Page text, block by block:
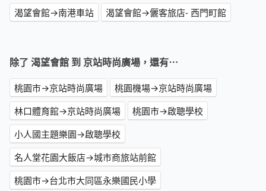
渴望會館→南港車站
渴望會館→儷客旅店- 西門町館
除了 渴望會館 到 京站時尚廣場，還有⋯
桃園市→京站時尚廣場
桃園機場→京站時尚廣場
林口體育館→京站時尚廣場
桃園市→啟聰學校
小人國主題樂園→啟聰學校
名人堂花園大飯店→城市商旅站前館
桃園市→台北市大同區永樂國民小學